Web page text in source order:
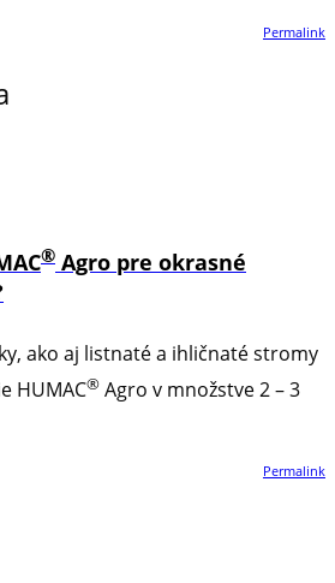
Permalink
® Agro pre okrasné
ako aj listnaté a ihličnaté stromy
HUMAC® Agro v množstve 2 – 3
Permalink